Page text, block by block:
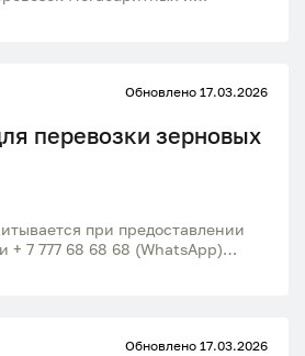
для оплаты ЖД тарифов
сопровождение на всех этапах
Обновлено 17.03.2026
перевозки зерновых
при предоставлении
Обновлено 17.03.2026